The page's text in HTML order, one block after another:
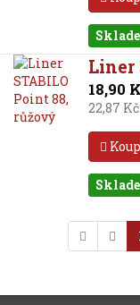
Liner
18,90
22,87